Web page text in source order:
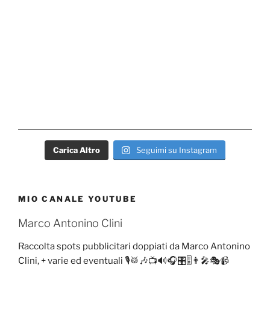
Carica Altro Seguimi su Instagram
MIO CANALE YOUTUBE
Marco Antonino Clini
Raccolta spots pubblicitari doppiati da Marco Antonino
Clini, + varie ed eventuali 🎙️🥁🎶📺🔊🎧🎛️🎚️👨‍🎤🎭📹